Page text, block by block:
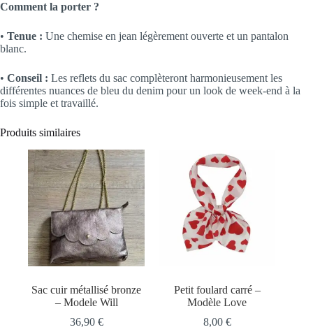
Comment la porter ?
• Tenue : Une chemise en jean légèrement ouverte et un pantalon
blanc.
• Conseil : Les reflets du sac complèteront harmonieusement les
différentes nuances de bleu du denim pour un look de week-end à la
fois simple et travaillé.
Produits similaires
Sac cuir métallisé bronze
– Modele Will
36,90 €
Petit foulard carré –
Modèle Love
8,00 €